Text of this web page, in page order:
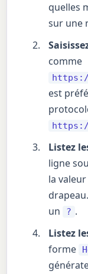
quelles
sur une
comme
est
Listez
ligne
la
un
? .
Listez
forme